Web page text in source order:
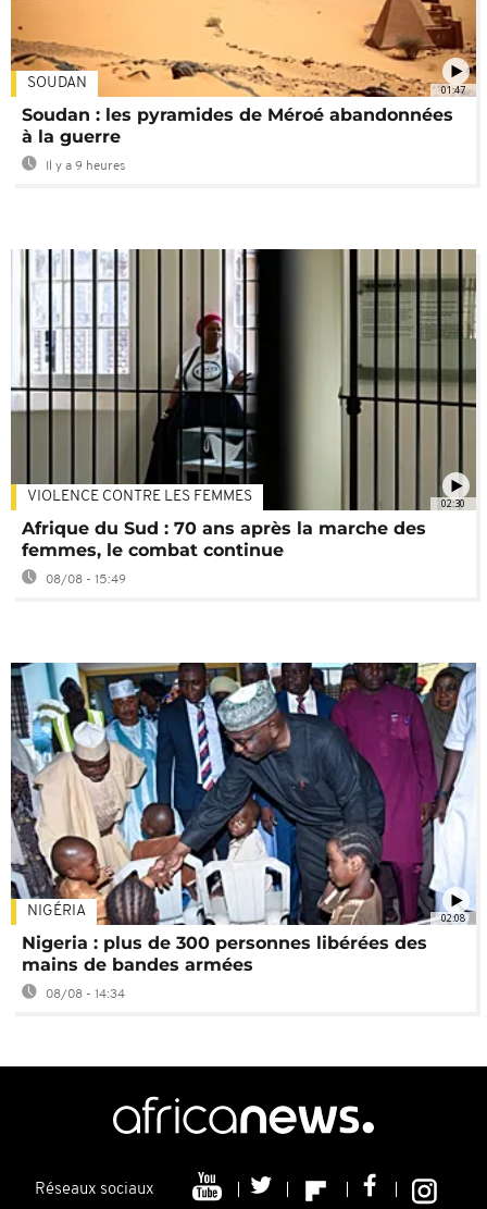
01:47
SOUDAN
Soudan : les pyramides de Méroé abandonnées
à la guerre
Il y a 9 heures
02:30
VIOLENCE CONTRE LES FEMMES
Afrique du Sud : 70 ans après la marche des
femmes, le combat continue
08/08 - 15:49
02:08
NIGÉRIA
Nigeria : plus de 300 personnes libérées des
mains de bandes armées
08/08 - 14:34
Réseaux sociaux